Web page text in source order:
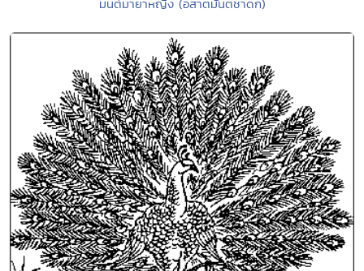
มนต์มายาหญิง (อสาตมันตชาดก)